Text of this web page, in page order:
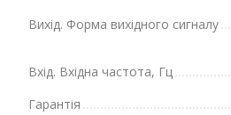
Вихід. Форма вихідного сигналу
Вхід. Вхідна частота, Гц
Гарантія